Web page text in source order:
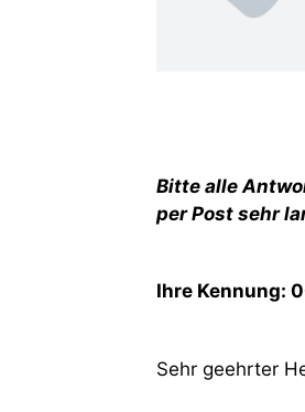
Bitte alle
per Post sehr
Ihre Kennung:
Sehr geehrter